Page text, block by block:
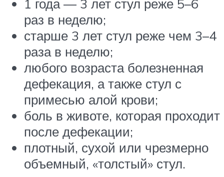
1 года — 3 лет стул реже 5–6
раз в неделю;
старше 3 лет стул реже чем 3–4
раза в неделю;
любого возраста болезненная
дефекация, а также стул с
примесью алой крови;
боль в животе, которая проходит
после дефекации;
плотный, сухой или чрезмерно
объемный, «толстый» стул.